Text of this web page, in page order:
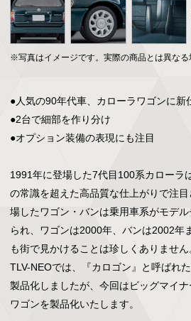
※写真はイメージです。実際の商品とは異なる
●人気の90年代車、カローラワゴンに新
●2台で細部を作り分け
●オプション装備の表現にも注目
1991年に登場した7代目100系カローラ
の常識を超えた高品質な仕上がりで注
場したワゴン・バンは乗用車系がモデ
られ、ワゴンは2000年、バンは2002年
も街で見かけることは珍しくありません
TLV-NEOでは、『カロゴン』と呼ばれ
製品化しましたが、今回はビッグマイ
ワゴンを製品化いたします。